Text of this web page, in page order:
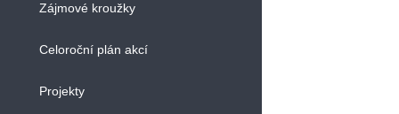
Zájmové kroužky
Celoroční plán akcí
Projekty